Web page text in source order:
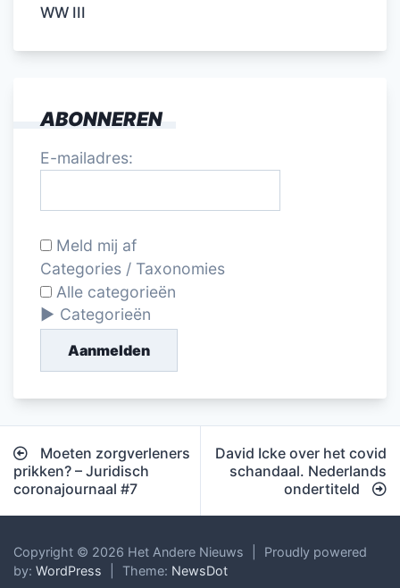
WW III
ABONNEREN
E-mailadres:
Meld mij af
Categories / Taxonomies
Alle categorieën
Categorieën
Aanmelden
Bericht
navigatie
Moeten zorgverleners
prikken? – Juridisch
coronajournaal #7
David Icke over het covid
schandaal. Nederlands
ondertiteld
Copyright © 2026 Het Andere Nieuws
Proudly powered
by: WordPress Theme: NewsDot